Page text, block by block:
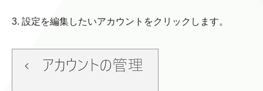
3. 設定を編集したいアカウントをクリックします。